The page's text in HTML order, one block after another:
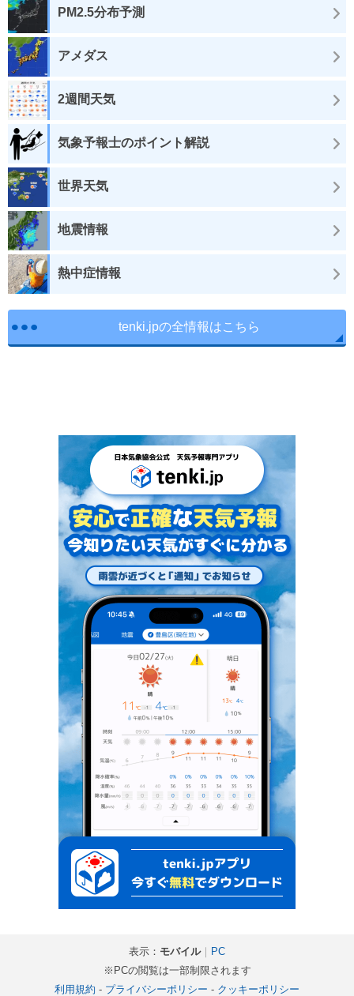
PM2.5分布予測
アメダス
2週間天気
気象予報士のポイント解説
世界天気
地震情報
熱中症情報
tenki.jpの全情報はこちら
表示： モバイル｜
PC
※PCの閲覧は一部制限されます
利用規約 - プライバシーポリシー - クッキーポリシー